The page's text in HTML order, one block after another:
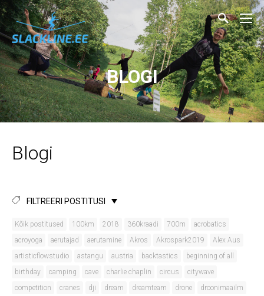
BLOGI
Blogi
FILTREERI POSTITUSI
Kõik postitused 100km 2018 360kraadi 700m
acrobatics
acroyoga
aerutajad aerutamine Akros Akrospark2019
Alex Aus
artisticflowstudio
astangu austria backtastics
beginning of all
birthday
camping cave charlie chaplin circus
citywave
competition
cranes dji dream dreamteam drone
droonimaailm